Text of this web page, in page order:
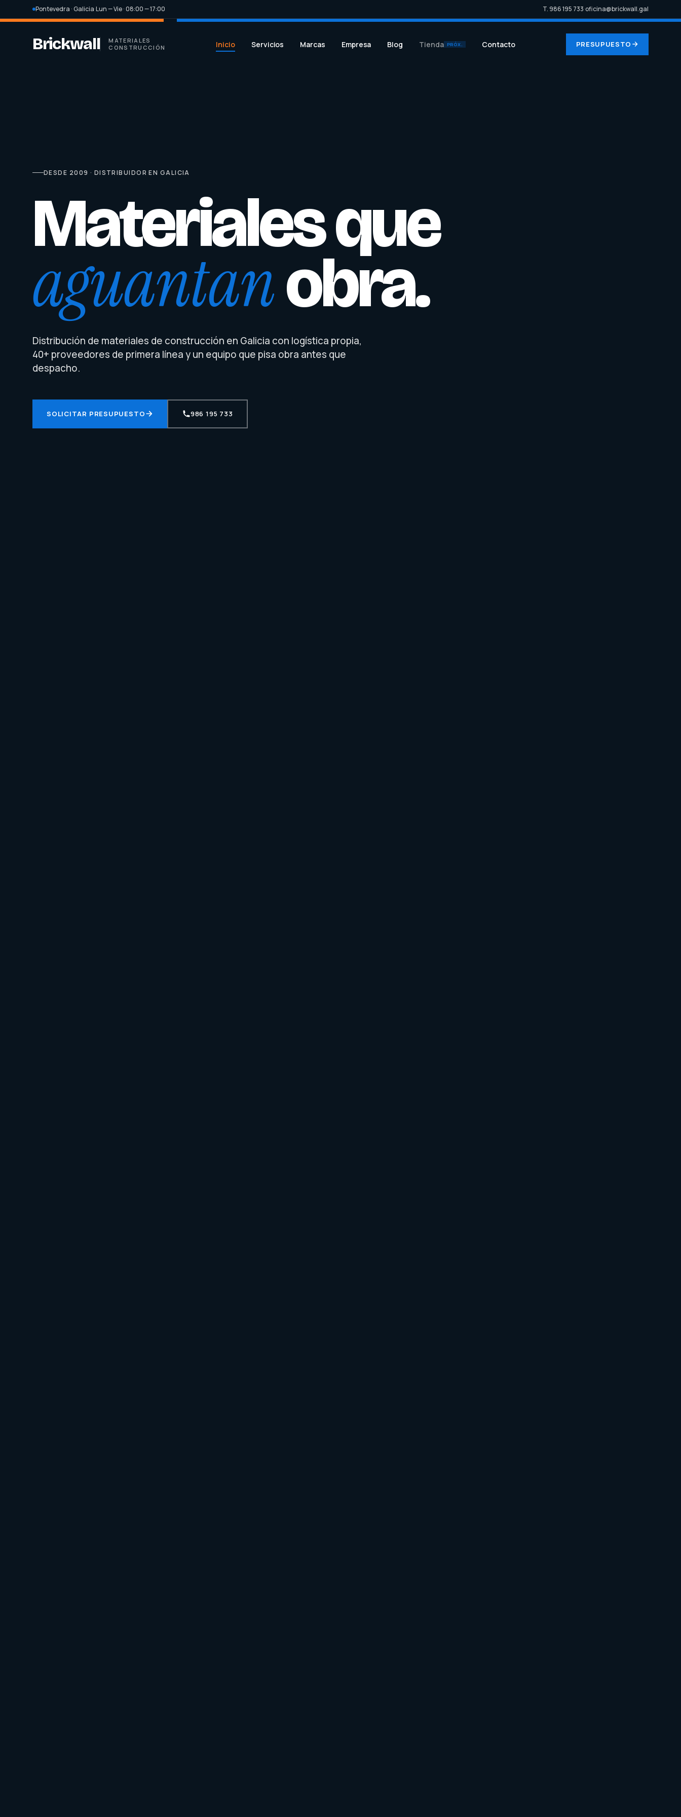
Pontevedra · Galicia·Lun — Vie · 08:00 — 17:00 T. 986 195 733·oficina@brickwall.gal
Brickwall
MATERIALES
CONSTRUCCIÓN
Inicio Servicios Marcas Empresa Blog Tienda PRÓX. Contacto PRESUPUESTO
DESDE 2009 · DISTRIBUIDOR EN GALICIA
Materiales que
aguantanobra.
Distribución de materiales de construcción en Galicia con logística propia,
40+ proveedores de primera línea y un equipo que pisa obra antes que
despacho.
SOLICITAR PRESUPUESTO 986 195 733